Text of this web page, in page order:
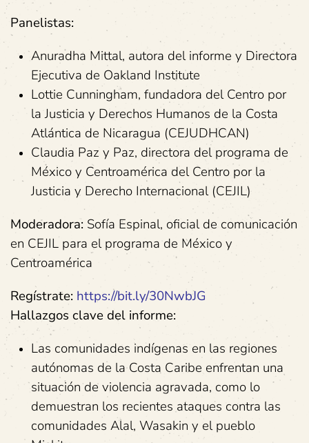
Panelistas:
Anuradha Mittal, autora del informe y Directora
Ejecutiva de Oakland Institute
Lottie Cunningham, fundadora del Centro por
la Justicia y Derechos Humanos de la Costa
Atlántica de Nicaragua (CEJUDHCAN)
Claudia Paz y Paz, directora del programa de
México y Centroamérica del Centro por la
Justicia y Derecho Internacional (CEJIL)
Moderadora: Sofía Espinal, oficial de comunicación
en CEJIL para el programa de México y
Centroamérica
Regístrate: https://bit.ly/30NwbJG
Hallazgos clave del informe:
Las comunidades indígenas en las regiones
autónomas de la Costa Caribe enfrentan una
situación de violencia agravada, como lo
demuestran los recientes ataques contra las
comunidades Alal, Wasakin y el pueblo